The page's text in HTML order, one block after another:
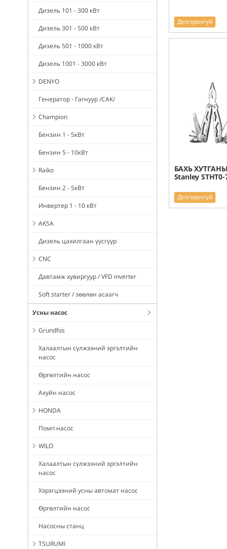
Дизель 101 - 300 кВт
Дизель 301 - 500 кВт
Дизель 501 - 1000 кВт
Дизель 1001 - 3000 кВт
DENYO
Генератор - Гагнуур /САК/
Champion
Бензин 1 - 5кВт
Бензин 5 - 10кВт
Raiko
Бензин 2 - 5кВт
Инвертер 1 - 10 кВт
AKSA
Дизель цахилгаан үүсгүүр
CNC
Давтамж хувиргуур / VFD inverter
Soft starter / зөөлөн асаагч
Усны насос
Grundfos
Халаалтын сүлжээний эргэлтийн
насос
Өргөлтийн насос
Ахуйн насос
HONDA
Помп насос
WILO
Халаалтын сүлжээний эргэлтийн
насос
Хэрэгцээний усны автомат насос
Өргөлтийн насос
Насосны станц
TSURUMI
Дэлгэрэнгүй
БАХЬ
Stanley STHT0-
Дэлгэрэнгүй